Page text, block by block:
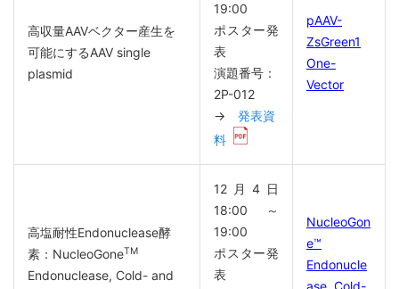
高収量AAVベクター産生を
可能にするAAV single
plasmid
19:00
ポスター発
表
演題番号：
2P-012
→ 発表資
料
pAAV-
ZsGreen1
One-
Vector
高塩耐性Endonuclease酵
素：NucleoGoneTM
Endonuclease, Cold- and
12月4日
18:00～
19:00
ポスター発
表
NucleoGon
e™
Endonucle
ase, Cold-